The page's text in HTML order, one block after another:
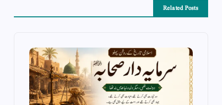
Related Posts